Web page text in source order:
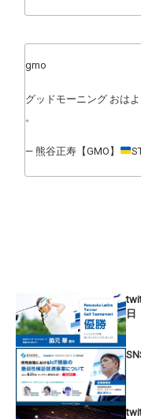
gmo
グッドモーニング おは
。
— 熊谷正寿【GMO】
日